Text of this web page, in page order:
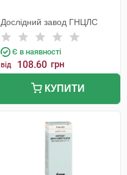
Дослідний завод ГНЦЛС
Є в наявності
від 108.60 грн
КУПИТИ